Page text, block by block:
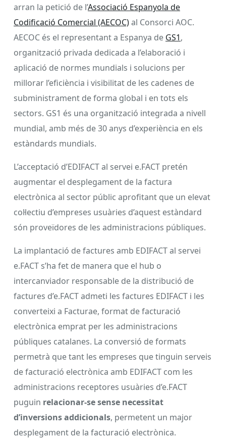
arran la petició de l’Associació Espanyola de
Codificació Comercial (AECOC)al Consorci AOC.
AECOC és el representant a Espanya de GS1,
organització privada dedicada a l’elaboració i
aplicació de normes mundials i solucions per
millorar l’eficiència i visibilitat de les cadenes de
subministrament de forma global i en tots els
sectors. GS1 és una organització integrada a nivell
mundial, amb més de 30 anys d’experiència en els
estàndards mundials.
L’acceptació d’EDIFACT al servei e.FACT pretén
augmentar el desplegament de la factura
electrònica al sector públic aprofitant que un elevat
col·lectiu d’empreses usuàries d’aquest estàndard
són proveïdores de les administracions públiques.
La implantació de factures amb EDIFACT al servei
e.FACT s’ha fet de manera que el hub o
intercanviador responsable de la distribució de
factures d’e.FACT admeti les factures EDIFACT i les
converteixi a Facturae, format de facturació
electrònica emprat per les administracions
públiques catalanes. La conversió de formats
permetrà que tant les empreses que tinguin serveis
de facturació electrònica amb EDIFACT com les
administracions receptores usuàries d’e.FACT
puguin relacionar-se sense necessitat
d’inversions addicionals, permetent un major
desplegament de la facturació electrònica.